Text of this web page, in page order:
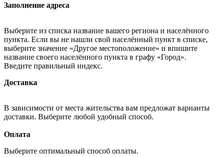
Заполнение адреса
Выберите из списка название вашего региона и населённого
пункта. Если вы не нашли свой населённый пункт в списке,
выберите значение «Другое местоположение» и впишите
название своего населённого пункта в графу «Город».
Введите правильный индекс.
Доставка
В зависимости от места жительства вам предложат варианты
доставки. Выберите любой удобный способ.
Оплата
Выберите оптимальный способ оплаты.